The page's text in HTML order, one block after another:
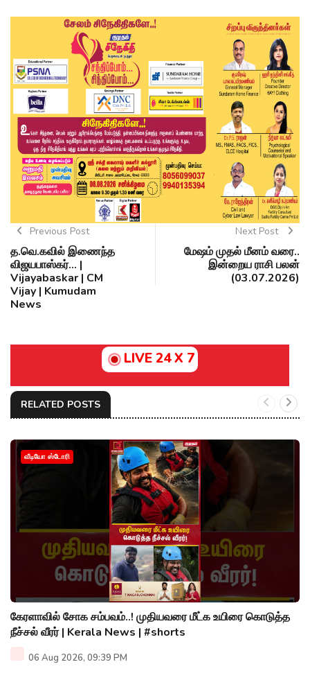
Previous Post
த.வெ.கவில் இணைந்த
விஜயபாஸ்கர்... |
Vijayabaskar | CM
Vijay | Kumudam
News
Next Post
மேஷம் முதல் மீனம் வரை..
இன்றைய ராசி பலன்
(03.07.2026)
LIVE 24 X 7
RELATED POSTS
வீடியோ ஸ்டோரி
கேரளாவில் சோக சம்பவம்..! முதியவரை மீட்க உயிரை கொடுத்த
நீச்சல் வீரர் | Kerala News | #shorts
06 Aug 2026, 09:39 PM